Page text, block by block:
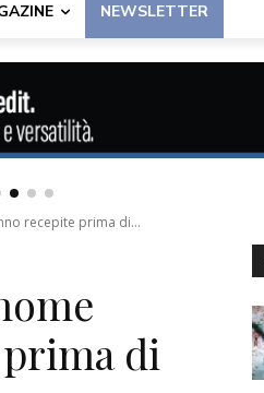
NEWSLETTER
recepite prima di...
di